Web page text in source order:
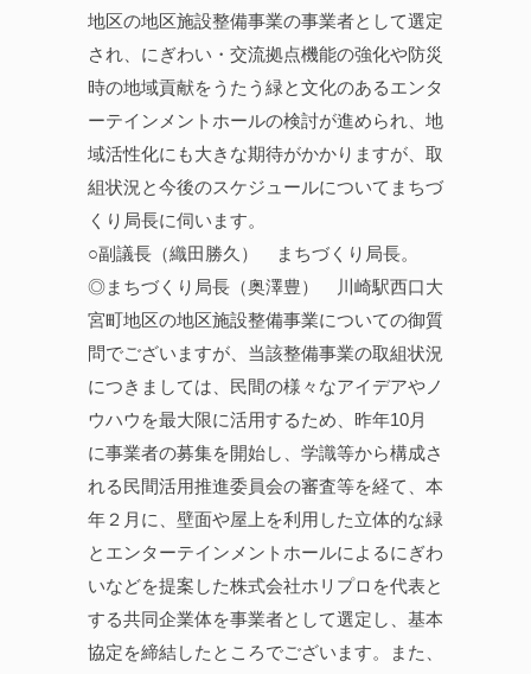
地区の地区施設整備事業の事業者として選定
され、にぎわい・交流拠点機能の強化や防災
時の地域貢献をうたう緑と文化のあるエンタ
ーテインメントホールの検討が進められ、地
域活性化にも大きな期待がかかりますが、取
組状況と今後のスケジュールについてまちづ
くり局長に伺います。
○副議長（織田勝久） まちづくり局長。
◎まちづくり局長（奥澤豊） 川崎駅西口大
宮町地区の地区施設整備事業についての御質
問でございますが、当該整備事業の取組状況
につきましては、民間の様々なアイデアやノ
ウハウを最大限に活用するため、昨年10月
に事業者の募集を開始し、学識等から構成さ
れる民間活用推進委員会の審査等を経て、本
年２月に、壁面や屋上を利用した立体的な緑
とエンターテインメントホールによるにぎわ
いなどを提案した株式会社ホリプロを代表と
する共同企業体を事業者として選定し、基本
協定を締結したところでございます。また、